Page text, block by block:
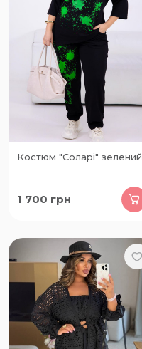
Костюм "Соларі" зелений
1 700 грн